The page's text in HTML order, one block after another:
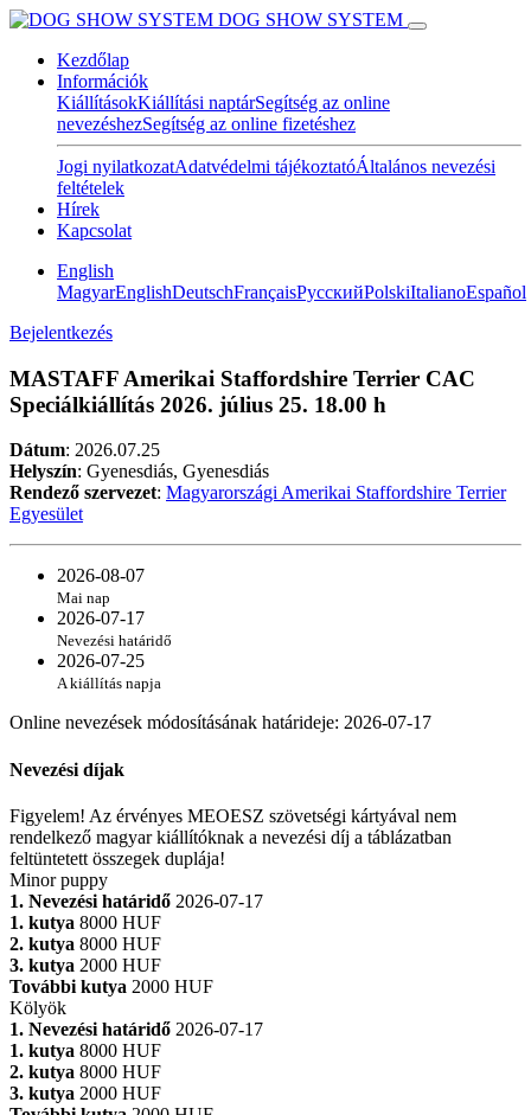
DOG SHOW SYSTEM
Kezdőlap
Információk
KiállításokKiállítási naptárSegítség az online
nevezéshezSegítség az online fizetéshez
Jogi nyilatkozatAdatvédelmi tájékoztatóÁltalános nevezési
feltételek
Hírek
Kapcsolat
English
MagyarEnglishDeutschFrançaisPусскийPolskiItalianoEspañol
Bejelentkezés
MASTAFF Amerikai Staffordshire Terrier CAC
Speciálkiállítás 2026. július 25. 18.00 h
Dátum: 2026.07.25
Helyszín: Gyenesdiás, Gyenesdiás
Rendező szervezet: Magyarországi Amerikai Staffordshire Terrier
Egyesület
2026-08-07
Mai nap
2026-07-17
Nevezési határidő
2026-07-25
A kiállítás napja
Online nevezések módosításának határideje: 2026-07-17
Nevezési díjak
Figyelem! Az érvényes MEOESZ szövetségi kártyával nem
rendelkező magyar kiállítóknak a nevezési díj a táblázatban
feltüntetett összegek duplája!
Minor puppy
1. Nevezési határidő 2026-07-17
1. kutya 8000 HUF
2. kutya 8000 HUF
3. kutya 2000 HUF
További kutya 2000 HUF
Kölyök
1. Nevezési határidő 2026-07-17
1. kutya 8000 HUF
2. kutya 8000 HUF
3. kutya 2000 HUF